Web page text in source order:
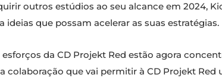
outros estúdios ao seu alcance em 2024,
que possam acelerar as suas estratégias.
da CD Projekt Red estão agora
colaboração que vai permitir à CD Projekt Red